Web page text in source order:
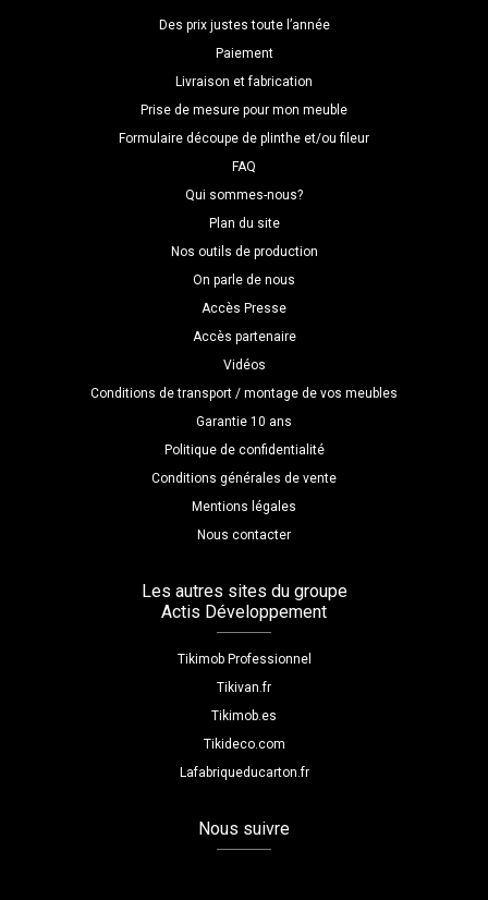
Des prix justes toute l’année
Paiement
Livraison et fabrication
Prise de mesure pour mon meuble
Formulaire découpe de plinthe et/ou fileur
FAQ
Qui sommes-nous?
Plan du site
Nos outils de production
On parle de nous
Accès Presse
Accès partenaire
Vidéos
Conditions de transport / montage de vos meubles
Garantie 10 ans
Politique de confidentialité
Conditions générales de vente
Mentions légales
Nous contacter
Les autres sites du groupe
Actis Développement
Tikimob Professionnel
Tikivan.fr
Tikimob.es
Tikideco.com
Lafabriqueducarton.fr
Nous suivre